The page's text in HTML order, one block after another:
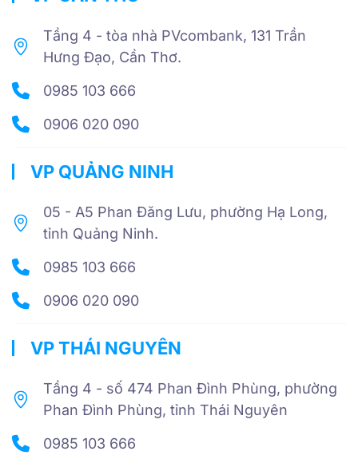
Tầng 4 - tòa nhà PVcombank, 131 Trần
Hưng Đạo, Cần Thơ.
0985 103 666
0906 020 090
VP QUẢNG NINH
05 - A5 Phan Đăng Lưu, phường Hạ Long,
tỉnh Quảng Ninh.
0985 103 666
0906 020 090
VP THÁI NGUYÊN
Tầng 4 - số 474 Phan Đình Phùng, phường
Phan Đình Phùng, tỉnh Thái Nguyên
0985 103 666